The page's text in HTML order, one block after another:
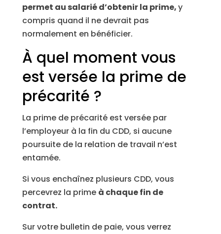
permet au salarié d’obtenir la prime,y
compris quand il ne devrait pas
normalement en bénéficier.
À quel moment vous
est versée la prime de
précarité ?
La prime de précarité est versée par
l’employeur à la fin du CDD, si aucune
poursuite de la relation de travail n’est
entamée.
Si vous enchaînez plusieurs CDD, vous
percevrez la prime à chaque fin de
contrat.
Sur votre bulletin de paie, vous verrez